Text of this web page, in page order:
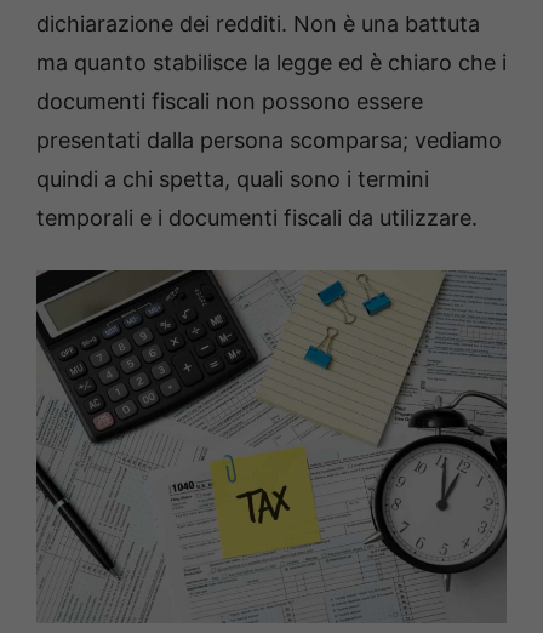
dichiarazione dei redditi. Non è una battuta
ma quanto stabilisce la legge ed è chiaro che i
documenti fiscali non possono essere
presentati dalla persona scomparsa; vediamo
quindi a chi spetta, quali sono i termini
temporali e i documenti fiscali da utilizzare.